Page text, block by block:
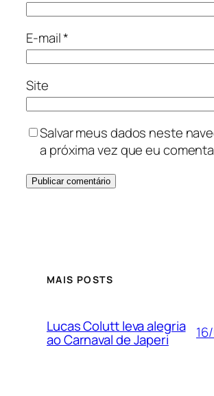
E-mail*
Site
Salvar meus dados neste
a próxima vez que eu
MAIS POSTS
Lucas Colutt leva alegria
ao Carnaval de Japeri